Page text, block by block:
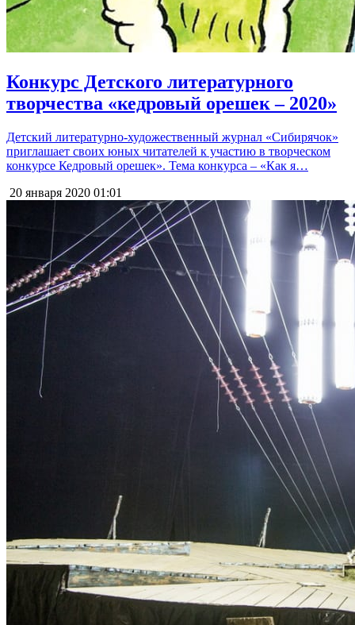
Конкурс Детского литературного
творчества «кедровый орешек – 2020»
Детский литературно-художественный журнал «Сибирячок»
приглашает своих юных читателей к участию в творческом
конкурсе Кедровый орешек». Тема конкурса – «Как я…
20 января 2020 01:01